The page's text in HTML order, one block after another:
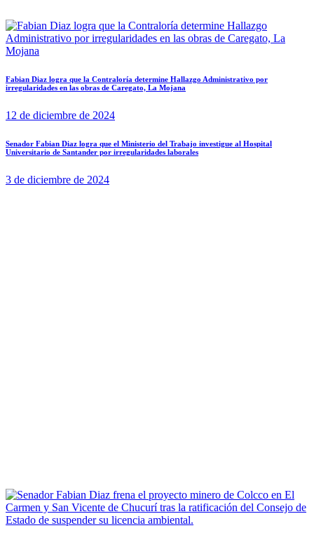
Fabian Diaz logra que la Contraloría determine Hallazgo Administrativo por
irregularidades en las obras de Caregato, La Mojana
12 de diciembre de 2024
Senador Fabian Diaz logra que el Ministerio del Trabajo investigue al Hospital
Universitario de Santander por irregularidades laborales
3 de diciembre de 2024